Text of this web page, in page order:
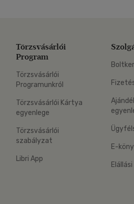
Törzsvásárlói
Program
Törzsvásárlói
Programunkról
Törzsvásárlói Kártya
egyenlege
Törzsvásárlói
szabályzat
Libri App
E-